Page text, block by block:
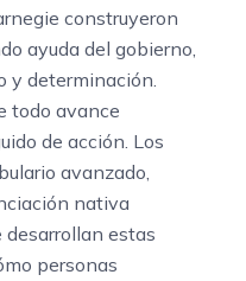
construyeron
ayuda del gobierno,
y determinación.
todo avance
de acción. Los
avanzado,
nativa
estas
personas